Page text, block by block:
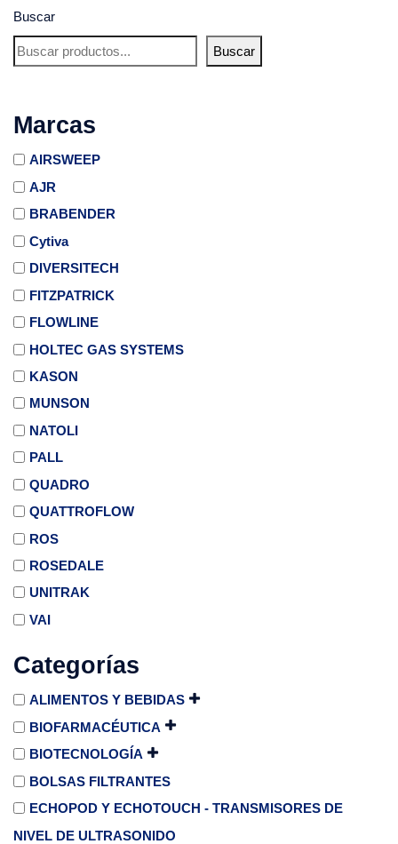
Buscar
Buscar
Marcas
AIRSWEEP
AJR
BRABENDER
Cytiva
DIVERSITECH
FITZPATRICK
FLOWLINE
HOLTEC GAS SYSTEMS
KASON
MUNSON
NATOLI
PALL
QUADRO
QUATTROFLOW
ROS
ROSEDALE
UNITRAK
VAI
Categorías
ALIMENTOS Y BEBIDAS
BIOFARMACÉUTICA
BIOTECNOLOGÍA
BOLSAS FILTRANTES
ECHOPOD Y ECHOTOUCH - TRANSMISORES DE
NIVEL DE ULTRASONIDO